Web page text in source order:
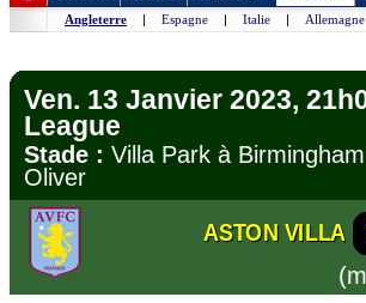
Angleterre | Espagne | Italie | Allemagne
Ven. 13 Janvier 2023,
League
Stade : Villa Park à
Oliver
ASTON VILLA